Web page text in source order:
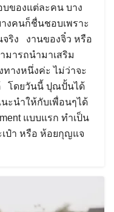
ของแต่ละคน บาง
งคนก็ชื่นชอบเพราะ
จริง งานของจิ๋ว หรือ
มารถนำมาเสริม
ทางหนึ่งค่ะ ไม่ว่าจะ
โดยวันนี้ ปุณปั้นได้
ะนำให้กับเพื่อนๆได้
แบบแรก ทำเป็น
ป๋า หรือ ห้อยกุญแจ